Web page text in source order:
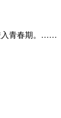
入青春期。……